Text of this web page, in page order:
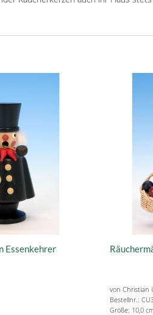
Essenkehrer
von Christian
Bestellnr.:
Größe: 10,0